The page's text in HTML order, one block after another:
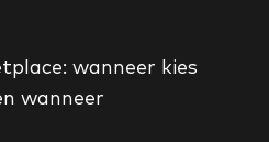
wanneer kies
wanneer